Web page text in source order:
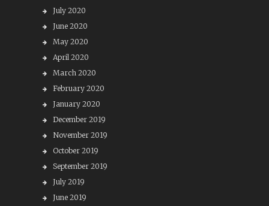
July 2020
June 2020
May 2020
April 2020
March 2020
February 2020
January 2020
December 2019
November 2019
October 2019
September 2019
July 2019
June 2019